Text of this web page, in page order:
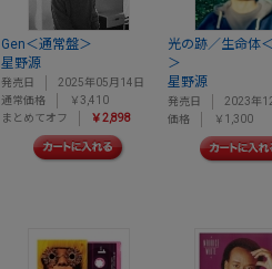
Gen＜通常盤＞
星野源
発売日
2025年05月14日
通常価格
￥3,410
まとめてオフ
￥2,898
光の跡／生命体
＞
星野源
発売日
2023年
価格
￥1,300